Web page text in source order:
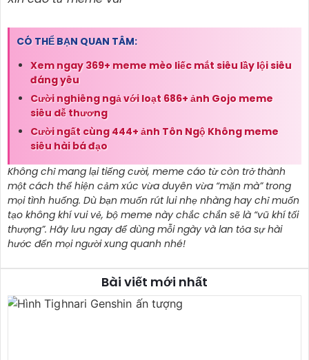
CÓ THỂ BẠN QUAN TÂM:
Xem ngay 369+ meme mèo liếc mắt siêu lầy lội siêu
đáng yêu
Cười nghiêng ngả với loạt 686+ ảnh Gojo meme
siêu dễ thương
Cười ngất cùng 444+ ảnh Tôn Ngộ Không meme
siêu hài bá đạo
Không chỉ mang lại tiếng cười, meme cáo từ còn trở thành
một cách thể hiện cảm xúc vừa duyên vừa “mặn mà” trong
mọi tình huống. Dù bạn muốn rút lui nhẹ nhàng hay chỉ muốn
tạo không khí vui vẻ, bộ meme này chắc chắn sẽ là “vũ khí tối
thượng”. Hãy lưu ngay để dùng mỗi ngày và lan tỏa sự hài
hước đến mọi người xung quanh nhé!
Bài viết mới nhất